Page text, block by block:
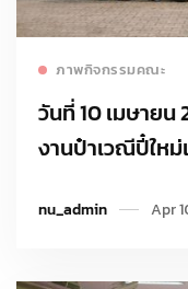
ภาพกิจกรรมคณะ
วันที่ 10 เมษายน 2567 คณะพยาบาล
งานป๋าเวณีปี๋ใหม่
nu_admin Apr